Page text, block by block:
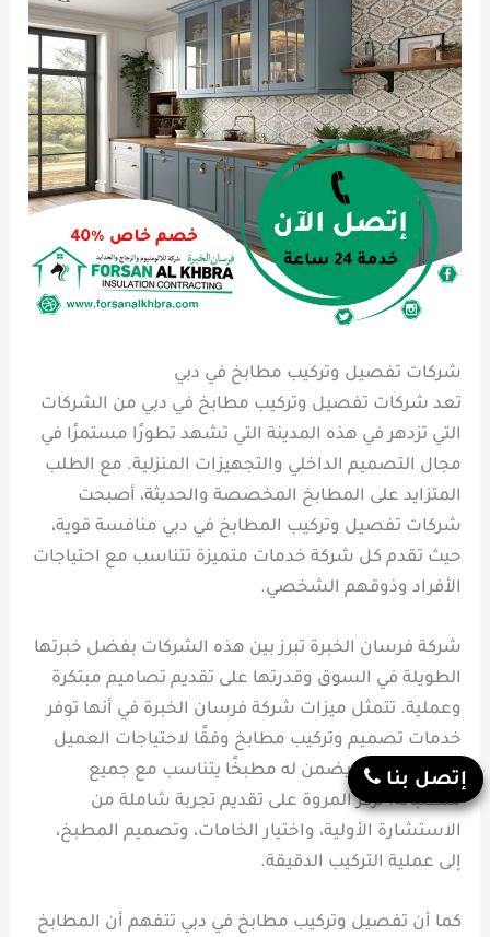
شركات تفصيل وتركيب مطابخ في دبي
تعد شركات تفصيل وتركيب مطابخ في دبي من الشركات
التي تزدهر في هذه المدينة التي تشهد تطورًا مستمرًا في
مجال التصميم الداخلي والتجهيزات المنزلية. مع الطلب
المتزايد على المطابخ المخصصة والحديثة، أصبحت
شركات تفصيل وتركيب المطابخ في دبي منافسة قوية،
حيث تقدم كل شركة خدمات متميزة تتناسب مع احتياجات
الأفراد وذوقهم الشخصي.
شركة فرسان الخبرة تبرز بين هذه الشركات بفضل خبرتها
الطويلة في السوق وقدرتها على تقديم تصاميم مبتكرة
وعملية. تتمثل ميزات شركة فرسان الخبرة في أنها توفر
خدمات تصميم وتركيب مطابخ وفقًا لاحتياجات العميل
وميزانيته، مما يضمن له مطبخًا يتناسب مع جميع
متطلباته. تركز المروة على تقديم تجربة شاملة من
الاستشارة الأولية، واختيار الخامات، وتصميم المطبخ،
إلى عملية التركيب الدقيقة.
كما أن تفصيل وتركيب مطابخ في دبي تتفهم أن المطابخ
إتصل بنا